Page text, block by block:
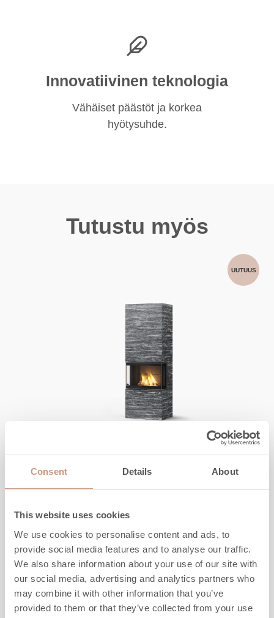
Consent Details About
This website uses cookies
We use cookies to personalise content and ads, to
provide social media features and to analyse our traffic.
We also share information about your use of our site with
our social media, advertising and analytics partners who
may combine it with other information that you’ve
provided to them or that they’ve collected from your use
Innovatiivinen teknologia
Vähäiset päästöt ja korkea
hyötysuhde.
Tutustu myös
UUTUUS
Siera
Syvyys
440
Paino
600 850kg
TUTUSTU